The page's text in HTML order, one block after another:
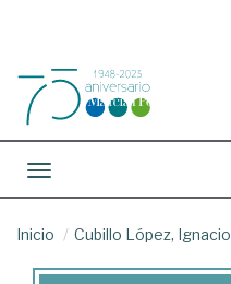
Toggle navigation
Inicio Cubillo López, Ignacio